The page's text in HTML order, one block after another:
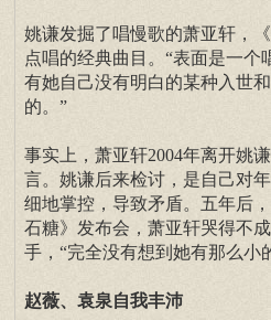
姚谦发掘了唱慢歌的萧亚轩，
点唱的经典曲目。“表面是一
有她自己没有明白的某种入世
的。”
事实上，萧亚轩2004年离开姚
言。姚谦后来检讨，是自己对
细地掌控，导致矛盾。五年后
石糖》发布会，萧亚轩哭得不
手，“完全没有想到她有那么小
赵薇、袁泉自我丰沛